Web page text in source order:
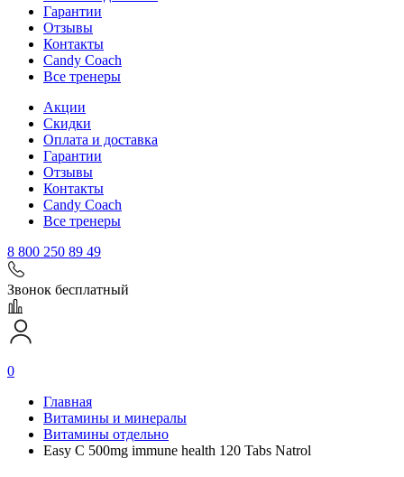
Гарантии
Отзывы
Контакты
Candy Coach
Все тренеры
Акции
Скидки
Оплата и доставка
Гарантии
Отзывы
Контакты
Candy Coach
Все тренеры
8 800 250 89 49
Звонок бесплатный
0
Главная
Витамины и минералы
Витамины отдельно
Easy C 500mg immune health 120 Tabs Natrol